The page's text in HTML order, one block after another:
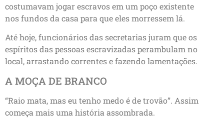
costumavam jogar escravos em um poço existente
nos fundos da casa para que eles morressem lá.
Até hoje, funcionários das secretarias juram que os
espíritos das pessoas escravizadas perambulam no
local, arrastando correntes e fazendo lamentações.
A MOÇA DE BRANCO
“Raio mata, mas eu tenho medo é de trovão”. Assim
começa mais uma história assombrada.